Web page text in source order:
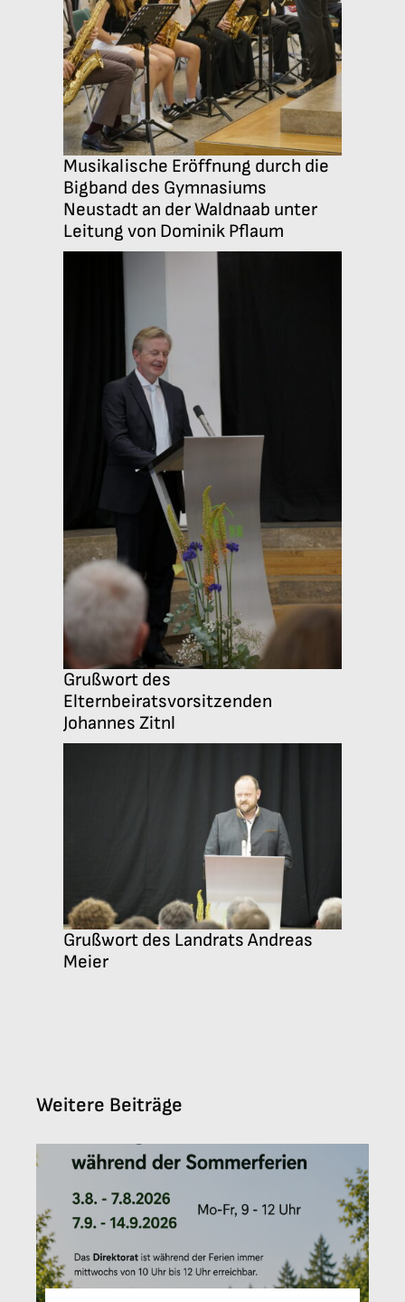
Musikalische Eröffnung durch die
Bigband des Gymnasiums
Neustadt an der Waldnaab unter
Leitung von Dominik Pflaum
Grußwort des
Elternbeiratsvorsitzenden
Johannes Zitnl
Grußwort des Landrats Andreas
Meier
Weitere Beiträge